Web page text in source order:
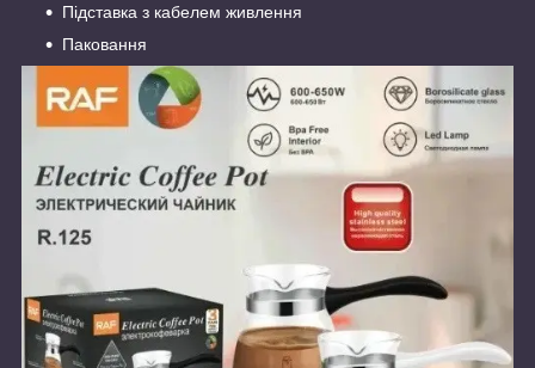
Підставка з кабелем живлення
Паковання